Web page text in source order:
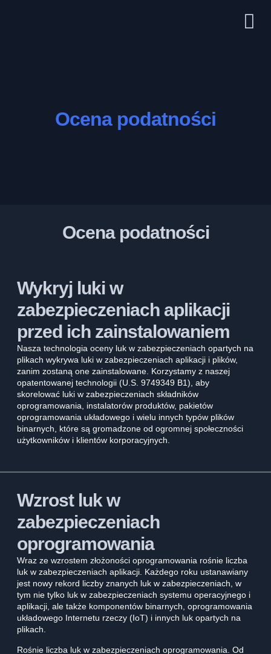
Ocena podatności
Ocena podatności
Wykryj luki w
zabezpieczeniach aplikacji
przed ich zainstalowaniem
Nasza technologia oceny luk w zabezpieczeniach opartych na
plikach wykrywa luki w zabezpieczeniach aplikacji i plików,
zanim zostaną one zainstalowane. Korzystamy z naszej
opatentowanej technologii (U.S. 9749349 B1), aby
skorelować luki w zabezpieczeniach składników
oprogramowania, instalatorów produktów, pakietów
oprogramowania układowego i wielu innych typów plików
binarnych, które są gromadzone od ogromnej społeczności
użytkowników i klientów korporacyjnych.
Wzrost luk w
zabezpieczeniach
oprogramowania
Wraz ze wzrostem złożoności oprogramowania rośnie liczba
luk w zabezpieczeniach aplikacji. Każdego roku ustanawiany
jest nowy rekord liczby znanych luk w zabezpieczeniach, w
tym nie tylko luk w zabezpieczeniach systemu operacyjnego i
aplikacji, ale także komponentów binarnych, oprogramowania
układowego Internetu rzeczy (IoT) i innych luk opartych na
plikach.
Rośnie liczba luk w zabezpieczeniach oprogramowania. Od